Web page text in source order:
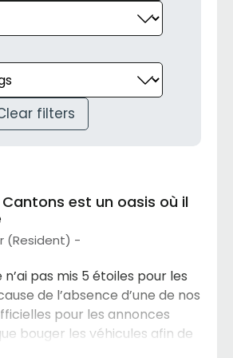
filters
Cantons est un oasis où il
(Resident) -
n’ai pas mis 5 étoiles pour les
de l’absence d’une de nos
pour les annonces
bouger les véhicules afin de